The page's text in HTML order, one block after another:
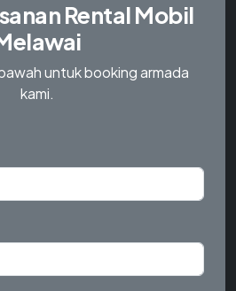
Rental Mobil
untuk booking armada
kami.